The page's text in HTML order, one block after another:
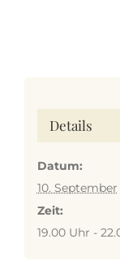
Details
Datum:
10. September
Zeit:
19.00 Uhr -